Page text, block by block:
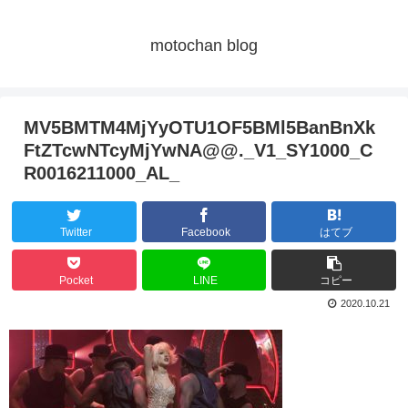
motochan blog
MV5BMTM4MjYyOTU1OF5BMl5BanBnXk
FtZTcwNTcyMjYwNA@@._V1_SY1000_C
R0016211000_AL_
Twitter Facebook はてブ
Pocket LINE コピー
2020.10.21